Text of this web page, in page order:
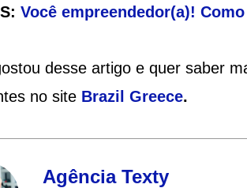
Você empreendedor(a)!
desse artigo e quer saber
no site Brazil Greece.
Agência Texty